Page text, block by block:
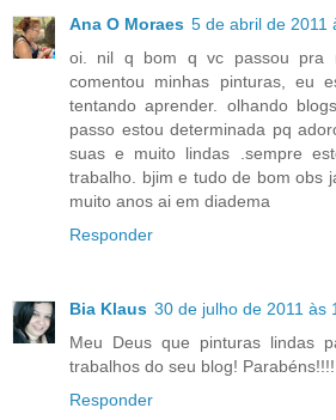
Ana O Moraes 5 de abril de 2011
oi. nil q bom q vc passou pra
comentou minhas pinturas, eu
tentando aprender. olhando
passo estou determinada pq
suas e muito lindas .sempre
trabalho. bjim e tudo de bom obs
muito anos ai em diadema
Responder
Bia Klaus 30 de julho de 2011 às
Meu Deus que pinturas lindas
trabalhos do seu blog! Parabéns!!!!
Responder